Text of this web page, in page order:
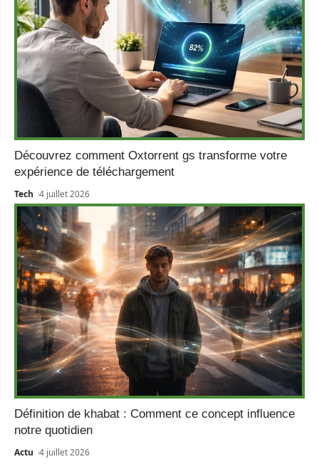
Découvrez comment Oxtorrent gs transforme votre
expérience de téléchargement
Tech 4 juillet 2026
Définition de khabat : Comment ce concept influence
notre quotidien
Actu 4 juillet 2026